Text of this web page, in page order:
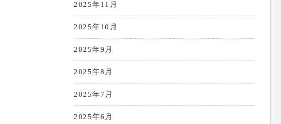
2025年11月
2025年10月
2025年9月
2025年8月
2025年7月
2025年6月